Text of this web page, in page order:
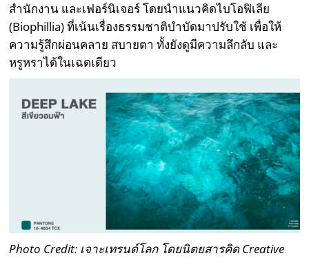
สำนักงาน และเฟอร์นิเจอร์ โดยนำแนวคิดไบโอฟิเลีย
(Biophillia) ที่เน้นเรื่องธรรมชาติบำบัดมาปรับใช้ เพื่อให้
ความรู้สึกผ่อนคลาย สบายตา ทั้งยังดูมีความลึกลับ และ
หรูหราได้ในเฉดเดียว
Photo Credit: เจาะเทรนด์โลก โดยนิตยสารคิด Creative